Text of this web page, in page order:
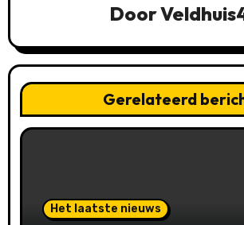
v
i
g
Door
Gerelateerd
Het laatste nieuws